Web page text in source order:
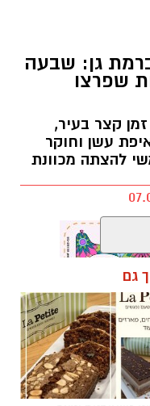
שבו המציאות
הוא מגלה
כל כך במה שחסר,
קיים.
גן: שבעה
שפרצו
קצר בעיר,
עשן וחוקר
להצתה מכוונת
גם